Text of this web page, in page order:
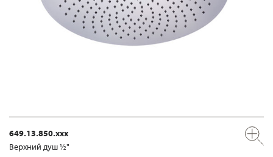
649.13.850.xxx
Верхний душ ½"